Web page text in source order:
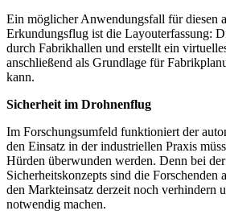
Ein möglicher Anwendungsfall für diesen
Erkundungsflug ist die Layouterfassung:
durch Fabrikhallen und erstellt ein
anschließend als Grundlage für
kann.
Sicherheit im Drohnenflug
Im Forschungsumfeld funktioniert der
den Einsatz in der industriellen Praxis
Hürden überwunden werden. Denn bei
Sicherheitskonzepts sind die Forschenden
den Markteinsatz derzeit noch verhindern
notwendig machen.